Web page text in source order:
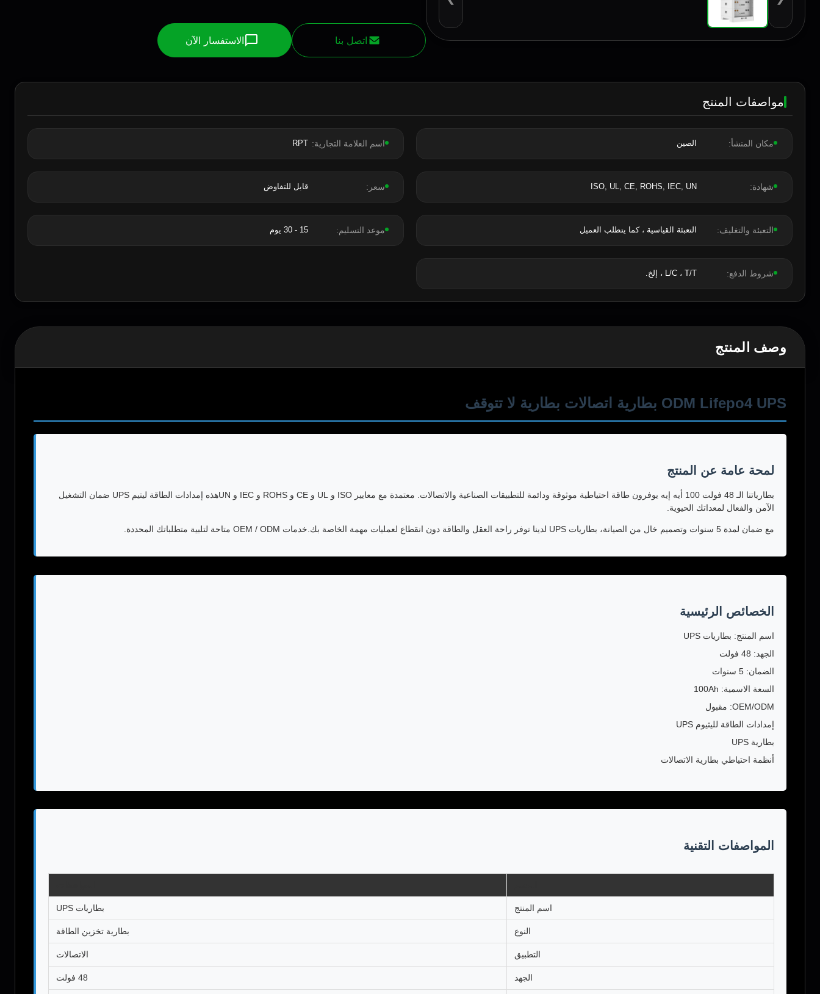
اتصل بنا الاستفسار الآن
مواصفات المنتج
مكان المنشأ: الصين اسم العلامة التجارية: RPT
شهادة: ISO, UL, CE, ROHS, IEC, UN سعر: قابل للتفاوض
التعبئة والتغليف: التعبئة القياسية ، كما يتطلب العميل موعد التسليم: 15 - 30 يوم
شروط الدفع: L/C ، T/T ، إلخ.
وصف المنتج
ODM Lifepo4 UPS بطارية اتصالات بطارية لا تتوقف
لمحة عامة عن المنتج
بطارياتنا الـ 48 فولت 100 أيه إيه يوفرون طاقة احتياطية موثوقة ودائمة للتطبيقات الصناعية والاتصالات. معتمدة مع معايير ISO و UL و CE و ROHS و IEC و UNهذه إمدادات الطاقة ليتيم UPS ضمان التشغيل
الآمن والفعال لمعداتك الحيوية.
مع ضمان لمدة 5 سنوات وتصميم خال من الصيانة، بطاريات UPS لدينا توفر راحة العقل والطاقة دون انقطاع لعمليات مهمة الخاصة بك.خدمات OEM / ODM متاحة لتلبية متطلباتك المحددة.
الخصائص الرئيسية
اسم المنتج: بطاريات UPS
الجهد: 48 فولت
الضمان: 5 سنوات
السعة الاسمية: 100Ah
OEM/ODM: مقبول
إمدادات الطاقة لليثيوم UPS
بطارية UPS
أنظمة احتياطي بطارية الاتصالات
المواصفات التقنية
اسم المنتج بطاريات UPS
النوع بطارية تخزين الطاقة
التطبيق الاتصالات
الجهد 48 فولت